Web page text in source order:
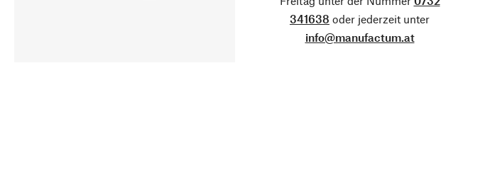
341638 oder jederzeit unter
info@manufactum.at